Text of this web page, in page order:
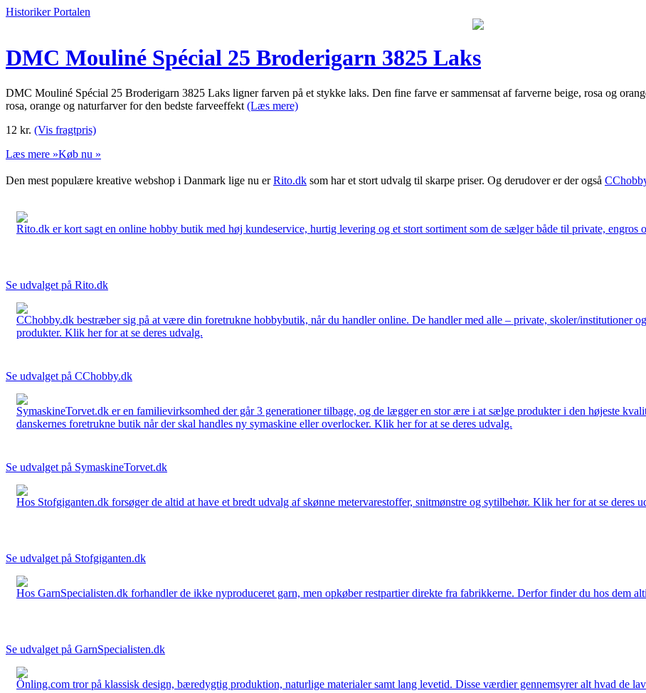
Historiker Portalen
DMC Mouliné Spécial 25 Broderigarn 3825 Laks
DMC Mouliné Spécial 25 Broderigarn 3825 Laks ligner farven på et stykke laks. Den fine farve er sammensat af farverne beige, rosa og
rosa, orange og naturfarver for den bedste farveeffekt (Læs mere)
12 kr. (Vis fragtpris)
Læs mere »Køb nu »
Den mest populære kreative webshop i Danmark lige nu erRito.dk som har et stort udvalg til skarpe priser. Og derudover er der også
Rito.dk er kort sagt en online hobby butik med høj kundeservice, hurtig levering og et stort sortiment som de sælger både til private, engros
Se udvalget på Rito.dk
CChobby.dk bestræber sig på at være din foretrukne hobbybutik, når du handler online. De handler med alle – private, skoler/institutioner
produkter. Klik her for at se deres udvalg.
Se udvalget på CChobby.dk
SymaskineTorvet.dk er en familievirksomhed der går 3 generationer tilbage, og de lægger en stor ære i at sælge produkter i den højeste
danskernes foretrukne butik når der skal handles ny symaskine eller overlocker. Klik her for at se deres udvalg.
Se udvalget på SymaskineTorvet.dk
Hos Stofgiganten.dk forsøger de altid at have et bredt udvalg af skønne metervarestoffer, snitmønstre og sytilbehør. Klik her for at se deres
Se udvalget på Stofgiganten.dk
Hos GarnSpecialisten.dk forhandler de ikke nyproduceret garn, men opkøber restpartier direkte fra fabrikkerne. Derfor finder du hos dem
Se udvalget på GarnSpecialisten.dk
Önling.com tror på klassisk design, bæredygtig produktion, naturlige materialer samt lang levetid. Disse værdier gennemsyrer alt hvad de